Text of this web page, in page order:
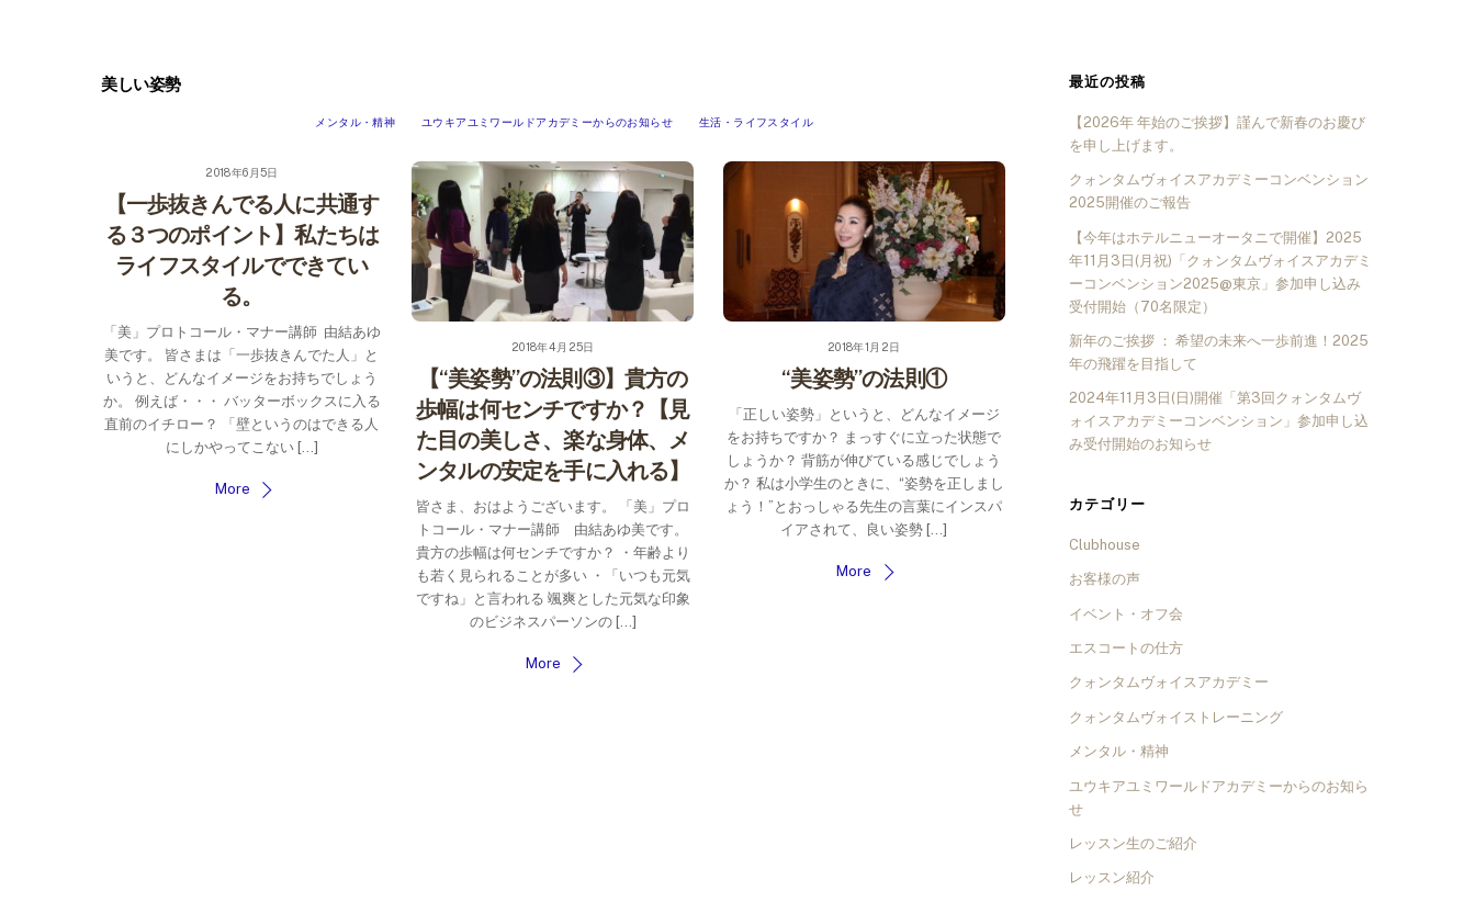
美しい姿勢
メンタル・精神 ユウキアユミワールドアカデミーからのお知らせ 生活・ライフスタイル
2018年6月5日
【一歩抜きんでる人に共通す
る３つのポイント】私たちは
ライフスタイルでできてい
る。
「美」プロトコール・マナー講師 由結あゆ
美です。 皆さまは「一歩抜きんでた人」と
いうと、どんなイメージをお持ちでしょう
か。 例えば・・・ バッターボックスに入る
直前のイチロー？ 「壁というのはできる人
にしかやってこない […]
More
2018年4月25日
【“美姿勢”の法則③】貴方の
歩幅は何センチですか？【見
た目の美しさ、楽な身体、メ
ンタルの安定を手に入れる】
皆さま、おはようございます。 「美」プロ
トコール・マナー講師 由結あゆ美です。
貴方の歩幅は何センチですか？ ・年齢より
も若く見られることが多い ・「いつも元気
ですね」と言われる 颯爽とした元気な印象
のビジネスパーソンの […]
More
2018年1月2日
“美姿勢”の法則①
「正しい姿勢」というと、どんなイメージ
をお持ちですか？ まっすぐに立った状態で
しょうか？ 背筋が伸びている感じでしょう
か？ 私は小学生のときに、“姿勢を正しまし
ょう！”とおっしゃる先生の言葉にインスパ
イアされて、良い姿勢 […]
More
最近の投稿
【2026年 年始のご挨拶】謹んで新春のお慶び
を申し上げます。
クォンタムヴォイスアカデミーコンベンション
2025開催のご報告
【今年はホテルニューオータニで開催】2025
年11月3日(月祝)「クォンタムヴォイスアカデミ
ーコンベンション2025@東京」参加申し込み
受付開始（70名限定）
新年のご挨拶 ： 希望の未来へ一歩前進！2025
年の飛躍を目指して
2024年11月3日(日)開催「第3回クォンタムヴ
ォイスアカデミーコンベンション」参加申し込
み受付開始のお知らせ
カテゴリー
Clubhouse
お客様の声
イベント・オフ会
エスコートの仕方
クォンタムヴォイスアカデミー
クォンタムヴォイストレーニング
メンタル・精神
ユウキアユミワールドアカデミーからのお知ら
せ
レッスン生のご紹介
レッスン紹介